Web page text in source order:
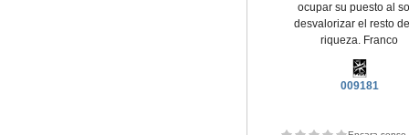
ocupar su puesto al
desvalorizar el resto
riqueza. Franco
009181